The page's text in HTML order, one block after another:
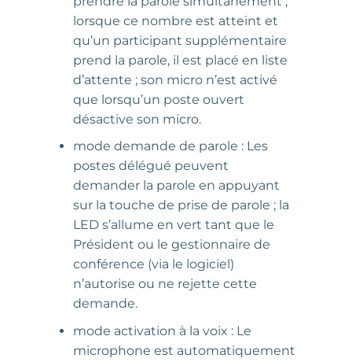
lorsque ce nombre est atteint et
qu’un participant supplémentaire
prend la parole, il est placé en liste
d’attente ; son micro n’est activé
que lorsqu’un poste ouvert
désactive son micro.
mode demande de parole : Les
postes délégué peuvent
demander la parole en appuyant
sur la touche de prise de parole ; la
LED s’allume en vert tant que le
Président ou le gestionnaire de
conférence (via le logiciel)
n’autorise ou ne rejette cette
demande.
mode activation à la voix : Le
microphone est automatiquement